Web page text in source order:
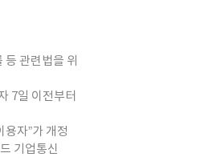
관련법을 위
7일 이전부터
자”가 개정
기업통신